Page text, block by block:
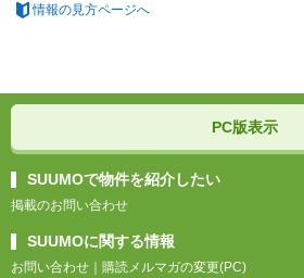
情報の見方ページへ
PC版表示
SUUMOで物件を紹介したい
掲載のお問い合わせ
SUUMOに関する情報
お問い合わせ ｜ 購読メルマガの変更(PC)